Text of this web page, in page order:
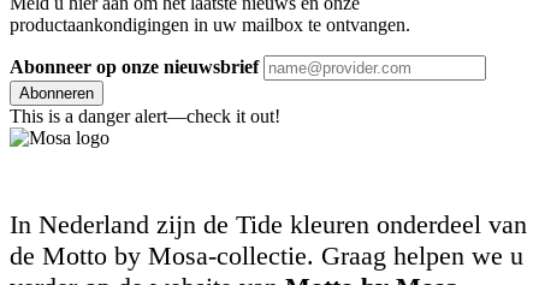
productaankondigingen in uw mailbox te ontvangen.
Abonneer op onze nieuwsbrief
Abonneren
This is a danger alert—check it out!
In Nederland zijn de Tide kleuren onderdeel van
de Motto by Mosa-collectie. Graag helpen we u